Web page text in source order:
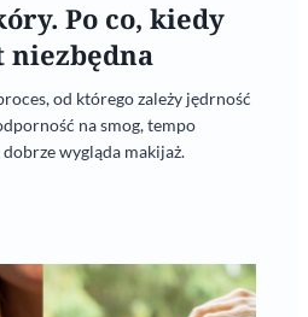
Po co, kiedy
niezbędna
od którego zależy jędrność
na smog, tempo
wygląda makijaż.